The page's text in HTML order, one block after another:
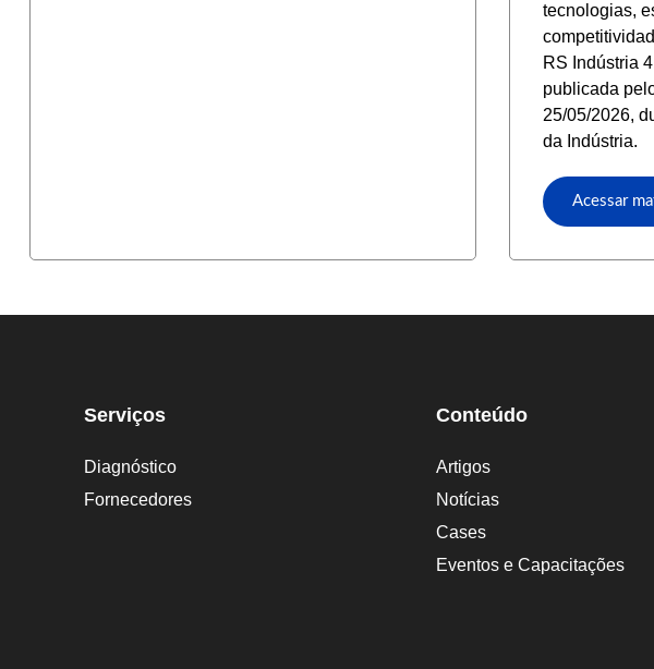
tecnologias,
RS Indústria
publicada
25/05/2026,
da Indústria.
Acessar
Serviços
Diagnóstico
Fornecedores
Conteúdo
Artigos
Notícias
Cases
Eventos e Capacitações